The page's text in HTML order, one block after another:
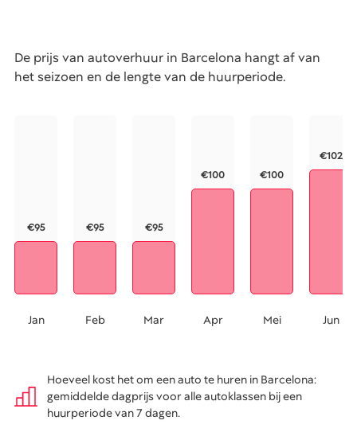
De prijs van autoverhuur in Barcelona hangt af van
het seizoen en de lengte van de huurperiode.
€95 €95 €95
€100 €100
€102
Jan Feb Mar Apr Mei Jun
Hoeveel kost het om een auto te huren in Barcelona:
gemiddelde dagprijs voor alle autoklassen bij een
huurperiode van 7 dagen.